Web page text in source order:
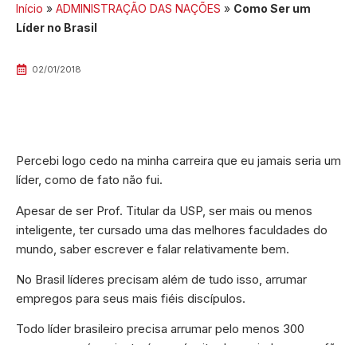
Início » ADMINISTRAÇÃO DAS NAÇÕES » Como Ser um
Líder no Brasil
02/01/2018
Percebi logo cedo na minha carreira que eu jamais seria um
líder, como de fato não fui.
Apesar de ser Prof. Titular da USP, ser mais ou menos
inteligente, ter cursado uma das melhores faculdades do
mundo, saber escrever e falar relativamente bem.
No Brasil líderes precisam além de tudo isso, arrumar
empregos para seus mais fiéis discípulos.
Todo líder brasileiro precisa arrumar pelo menos 300